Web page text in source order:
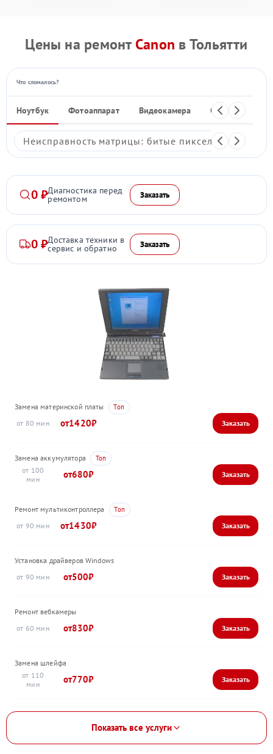
Цены на ремонт Canon в Тольятти
Что сломалось?
Ноутбук Фотоаппарат Видеокамера Объектив
Неисправность матрицы: битые пиксели,
0 ₽Диагностика перед
ремонтом Заказать
0 ₽Доставка техники в
сервис и обратно Заказать
Замена материнской платы
80
1420
Замена аккумулятора
100
680
Ремонт мультиконтроллера
90
1430
Установка драйверов Windows
90
500
Ремонт вебкамеры
60
830
Замена шлейфа
110
770
Показать все услуги